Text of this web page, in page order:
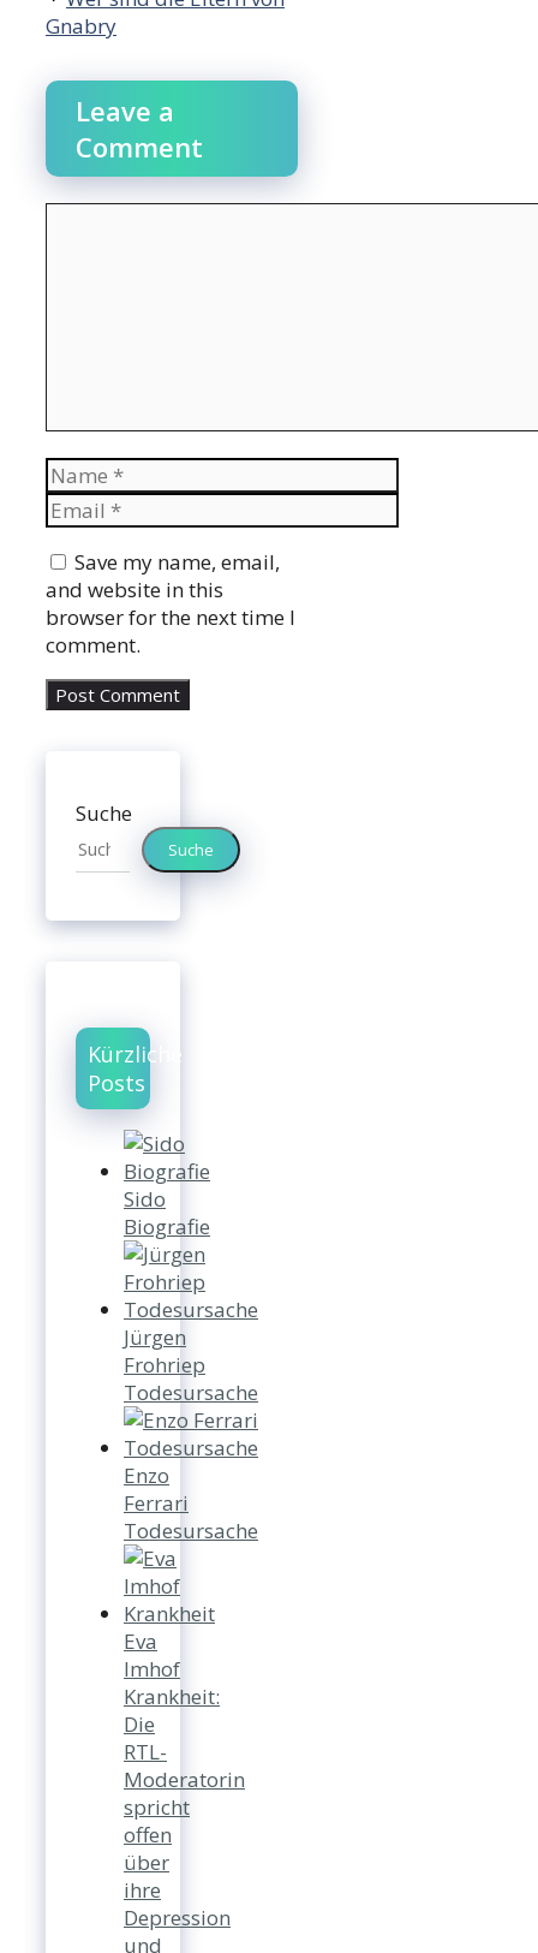
Gnabry
Leave a
Comment
Name
Email
Save my name, email,
and website in this
browser for the next time I
comment.
Suche
Suche
Kürzliche
Posts
Sido
Biografie
Jürgen
Frohriep
Todesursache
Enzo
Ferrari
Todesursache
Eva
Imhof
Krankheit:
Die
RTL-
Moderatorin
spricht
offen
über
ihre
Depression
und